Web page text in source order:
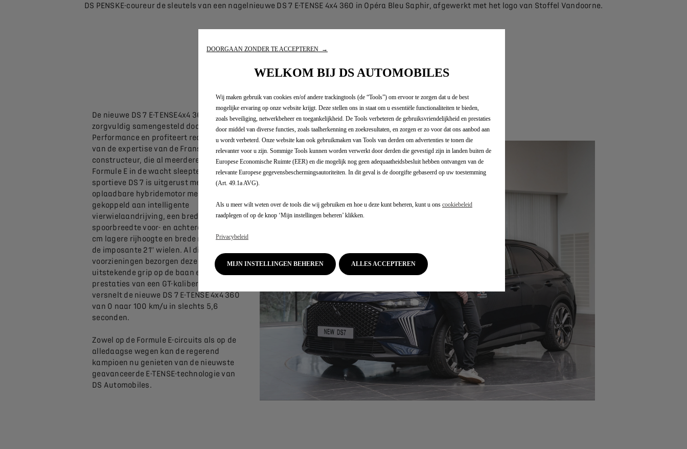
DS PENSKE-coureur de sleutels van een nagelnieuwe DS 7 E-TENSE 4x4 360 in Opéra Bleu Saphir, afgewerkt met het logo van Stoffel Vandoorne.
De nieuwe DS 7 E-TENSE4x4 360 is
zorgvuldig samengesteld door DS
Performance en profiteert rechtstreeks
van de expertise van de Franse
constructeur, die al meerdere titels in de
Formule E in de wacht sleepte. De
sportieve DS 7 is uitgerust met een
oplaadbare hybridemotor met 360 pk,
gekoppeld aan intelligente
vierwielaandrijving, een bredere
spoorbreedte voor- en achteraan, een 15
cm lagere rijhoogte en brede remmen in
de imposante 21" wielen. Al die
voorzieningen bezorgen deze wagen een
uitstekende grip op de baan en leveren
prestaties van een GT-kaliber. Daarnaast
versnelt de nieuwe DS 7 E-TENSE 4x4 360
van 0 naar 100 km/u in slechts 5,6
seconden.
Zowel op de Formule E-circuits als op de
alledaagse wegen kan de regerend
kampioen nu genieten van de nieuwste
geavanceerde E-TENSE-technologie van
DS Automobiles.
DOORGAAN ZONDER TE ACCEPTEREN →
WELKOM BIJ DS AUTOMOBILES
Wij maken gebruik van cookies en/of andere trackingtools (de “Tools”) om ervoor te zorgen dat u de best
mogelijke ervaring op onze website krijgt. Deze stellen ons in staat om u essentiële functionaliteiten te bieden,
zoals beveiliging, netwerkbeheer en toegankelijkheid. De Tools verbeteren de gebruiksvriendelijkheid en prestaties
door middel van diverse functies, zoals taalherkenning en zoekresultaten, en zorgen er zo voor dat ons aanbod aan
u wordt verbeterd. Onze website kan ook gebruikmaken van Tools van derden om advertenties te tonen die
relevanter voor u zijn. Sommige Tools kunnen worden verwerkt door derden die gevestigd zijn in landen buiten de
Europese Economische Ruimte (EER) en die mogelijk nog geen adequaatheidsbesluit hebben ontvangen van de
relevante Europese gegevensbeschermingsautoriteiten. In dit geval is de doorgifte gebaseerd op uw toestemming
(Art. 49.1a AVG).
Als u meer wilt weten over de tools die wij gebruiken en hoe u deze kunt beheren, kunt u ons cookiebeleid
raadplegen of op de knop ‘Mijn instellingen beheren’ klikken.
Privacybeleid
MIJN INSTELLINGEN BEHEREN ALLES ACCEPTEREN